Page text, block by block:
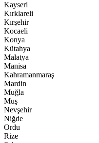
Kayseri
Kırklareli
Kırşehir
Kocaeli
Konya
Kütahya
Malatya
Manisa
Kahramanmaraş
Mardin
Muğla
Muş
Nevşehir
Niğde
Ordu
Rize